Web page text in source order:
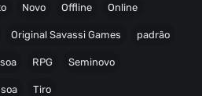
Novo Offline Online
Original Savassi Games padrão
RPG Seminovo
Tiro